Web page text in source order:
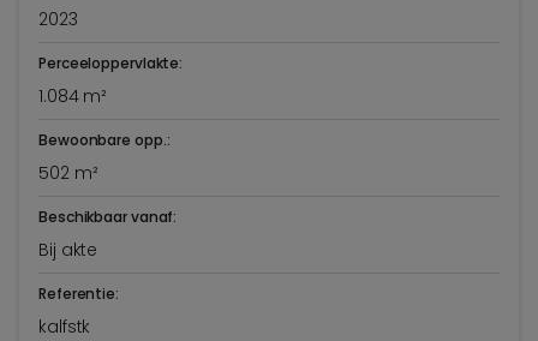
2023
Perceeloppervlakte:
1.084 m²
Bewoonbare opp.:
502 m²
Beschikbaar vanaf:
Bij akte
Referentie:
kalfstk